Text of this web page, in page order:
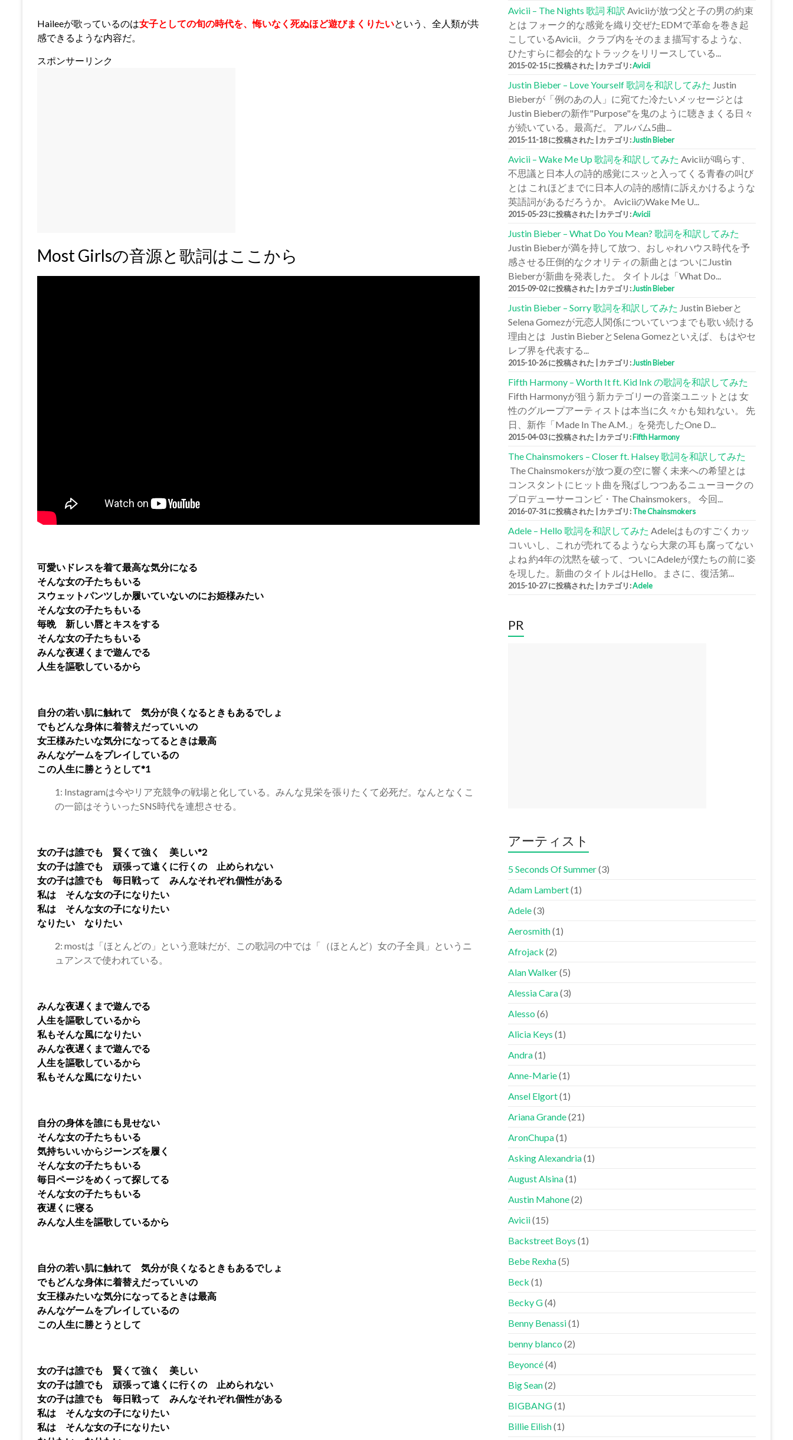
Haileeが歌っているのは女子としての旬の時代を、悔いなく死ぬほど遊びまくりたいという、全人類が共
感できるような内容だ。
スポンサーリンク
Most Girlsの音源と歌詞はここから
可愛いドレスを着て最高な気分になる
そんな女の子たちもいる
スウェットパンツしか履いていないのにお姫様みたい
そんな女の子たちもいる
毎晩 新しい唇とキスをする
そんな女の子たちもいる
みんな夜遅くまで遊んでる
人生を謳歌しているから
自分の若い肌に触れて 気分が良くなるときもあるでしょ
でもどんな身体に着替えだっていいの
女王様みたいな気分になってるときは最高
みんなゲームをプレイしているの
この人生に勝とうとして*1
1: Instagramは今やリア充競争の戦場と化している。みんな見栄を張りたくて必死だ。なんとなくこ
の一節はそういったSNS時代を連想させる。
女の子は誰でも 賢くて強く 美しい*2
女の子は誰でも 頑張って遠くに行くの 止められない
女の子は誰でも 毎日戦って みんなそれぞれ個性がある
私は そんな女の子になりたい
私は そんな女の子になりたい
なりたい なりたい
2: mostは「ほとんどの」という意味だが、この歌詞の中では「（ほとんど）女の子全員」というニ
ュアンスで使われている。
みんな夜遅くまで遊んでる
人生を謳歌しているから
私もそんな風になりたい
みんな夜遅くまで遊んでる
人生を謳歌しているから
私もそんな風になりたい
自分の身体を誰にも見せない
そんな女の子たちもいる
気持ちいいからジーンズを履く
そんな女の子たちもいる
毎日ページをめくって探してる
そんな女の子たちもいる
夜遅くに寝る
みんな人生を謳歌しているから
自分の若い肌に触れて 気分が良くなるときもあるでしょ
でもどんな身体に着替えだっていいの
女王様みたいな気分になってるときは最高
みんなゲームをプレイしているの
この人生に勝とうとして
女の子は誰でも 賢くて強く 美しい
女の子は誰でも 頑張って遠くに行くの 止められない
女の子は誰でも 毎日戦って みんなそれぞれ個性がある
私は そんな女の子になりたい
私は そんな女の子になりたい
Avicii – The Nights 歌詞 和訳 Aviciiが放つ父と子の男の約束
とは フォーク的な感覚を織り交ぜたEDMで革命を巻き起
こしているAvicii。クラブ内をそのまま描写するような、
ひたすらに都会的なトラックをリリースしている...
2015-02-15 に投稿された カテゴリ:Avicii
Justin Bieber – Love Yourself 歌詞を和訳してみた Justin
Bieberが「例のあの人」に宛てた冷たいメッセージとは
Justin Bieberの新作"Purpose"を鬼のように聴きまくる日々
が続いている。最高だ。 アルバム5曲...
2015-11-18 に投稿された カテゴリ:Justin Bieber
Avicii – Wake Me Up 歌詞を和訳してみた Aviciiが鳴らす、
不思議と日本人の詩的感覚にスッと入ってくる青春の叫び
とは これほどまでに日本人の詩的感情に訴えかけるような
英語詞があるだろうか。 AviciiのWake Me U...
2015-05-23 に投稿された カテゴリ:Avicii
Justin Bieber – What Do You Mean? 歌詞を和訳してみた
Justin Bieberが満を持して放つ、おしゃれハウス時代を予
感させる圧倒的なクオリティの新曲とは ついにJustin
Bieberが新曲を発表した。 タイトルは「What Do...
2015-09-02 に投稿された カテゴリ:Justin Bieber
Justin Bieber – Sorry 歌詞を和訳してみた Justin Bieberと
Selena Gomezが元恋人関係についていつまでも歌い続ける
理由とは Justin BieberとSelena Gomezといえば、もはやセ
レブ界を代表する...
2015-10-26 に投稿された カテゴリ:Justin Bieber
Fifth Harmony – Worth It ft. Kid Ink の歌詞を和訳してみた
Fifth Harmonyが狙う新カテゴリーの音楽ユニットとは 女
性のグループアーティストは本当に久々かも知れない。 先
日、新作「Made In The A.M.」を発売したOne D...
2015-04-03 に投稿された カテゴリ:Fifth Harmony
The Chainsmokers – Closer ft. Halsey 歌詞を和訳してみた
The Chainsmokersが放つ夏の空に響く未来への希望とは
コンスタントにヒット曲を飛ばしつつあるニューヨークの
プロデューサーコンビ・The Chainsmokers。 今回...
2016-07-31 に投稿された カテゴリ:The Chainsmokers
Adele – Hello 歌詞を和訳してみた Adeleはものすごくカッ
コいいし、これが売れてるようなら大衆の耳も腐ってない
よね 約4年の沈黙を破って、ついにAdeleが僕たちの前に姿
を現した。新曲のタイトルはHello。まさに、復活第...
2015-10-27 に投稿された カテゴリ:Adele
PR
アーティスト
5 Seconds Of Summer(3)
Adam Lambert(1)
Adele(3)
Aerosmith(1)
Afrojack (2)
Alan Walker(5)
Alessia Cara(3)
Alesso(6)
Alicia Keys (1)
Andra(1)
Anne-Marie(1)
Ansel Elgort(1)
Ariana Grande(21)
AronChupa(1)
Asking Alexandria(1)
August Alsina(1)
Austin Mahone(2)
Avicii(15)
Backstreet Boys (1)
Bebe Rexha(5)
Beck (1)
Becky G(4)
Benny Benassi(1)
benny blanco(2)
Beyoncé(4)
Big Sean(2)
BIGBANG(1)
Billie Eilish(1)